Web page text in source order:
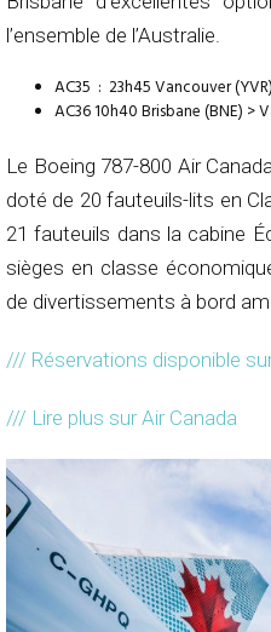
l’ensemble de l’Australie.
AC35 : 23h45 Vancouver
AC36 10h40 Brisbane (BNE) >
Le Boeing 787-800 Air
doté de 20 fauteuils-lits en
21 fauteuils dans la cabine
sièges en classe
de divertissements à bord
/// Réservations disponible
/// Lire plus sur Air Canada